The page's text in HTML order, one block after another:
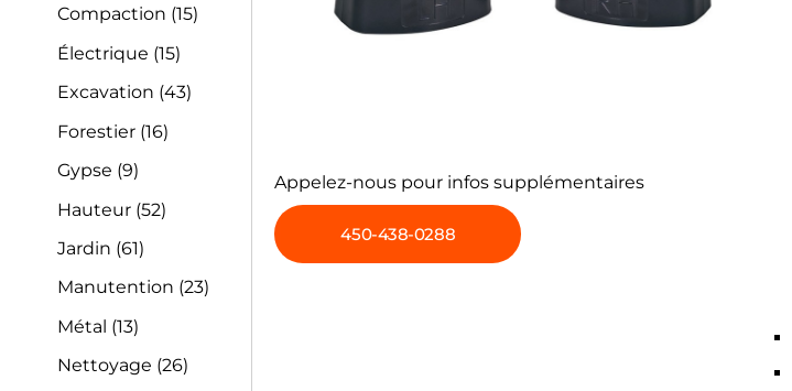
Compaction (15)
Électrique (15)
Excavation (43)
Forestier (16)
Gypse (9)
Hauteur (52)
Jardin (61)
Manutention (23)
Métal (13)
Nettoyage (26)
Appelez-nous pour infos supplémentaires
450-438-0288